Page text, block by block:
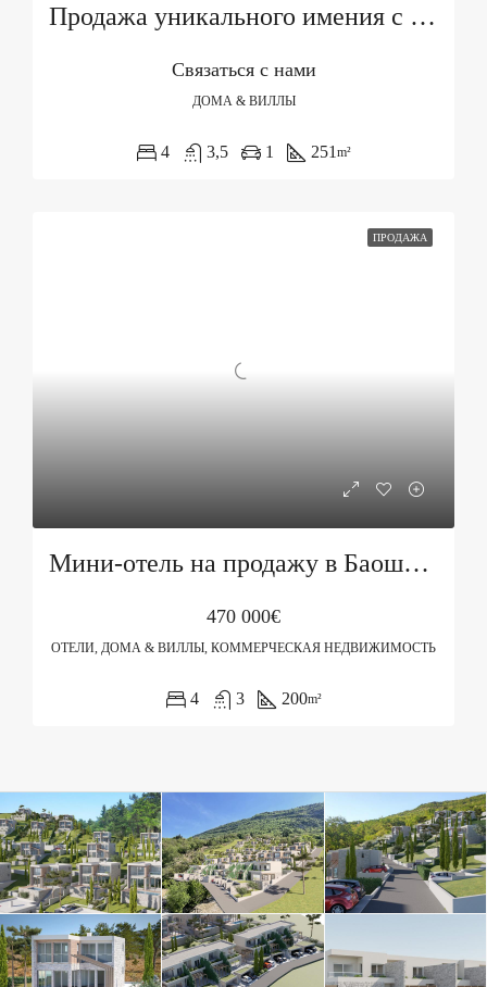
Продажа уникального имения с тремя объектами и бассейном
Связаться с нами
ДОМА & ВИЛЛЫ
4 3,5 1 251 m²
ПРОДАЖА
Мини-отель на продажу в Баошичи, Герцег-Нови
470 000€
ОТЕЛИ, ДОМА & ВИЛЛЫ, КОММЕРЧЕСКАЯ НЕДВИЖИМОСТЬ
4 3 200m²